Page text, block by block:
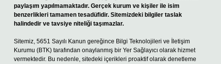
paylaşım yapılmamaktadır. Gerçek kurum ve kişiler ile isim
benzerlikleri tamamen tesadüfidir. Sitemizdeki bilgiler taslak
halindedir ve tavsiye niteliği taşımazlar.
Sitemiz, 5651 Sayılı Kanun gereğince Bilgi Teknolojileri ve İletişim
Kurumu (BTK) tarafından onaylanmış bir Yer Sağlayıcı olarak hizmet
vermektedir. Bu nedenle, sitedeki içerikleri proaktif olarak denetleme